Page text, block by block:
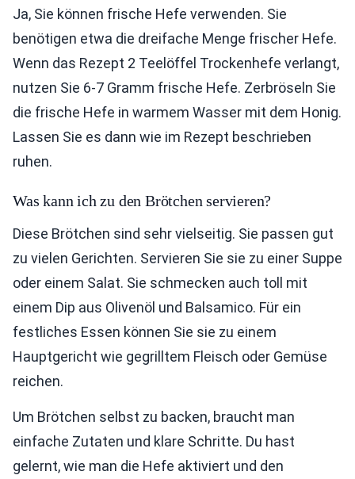
Ja, Sie können frische Hefe verwenden. Sie
benötigen etwa die dreifache Menge frischer Hefe.
Wenn das Rezept 2 Teelöffel Trockenhefe verlangt,
nutzen Sie 6-7 Gramm frische Hefe. Zerbröseln Sie
die frische Hefe in warmem Wasser mit dem Honig.
Lassen Sie es dann wie im Rezept beschrieben
ruhen.
Was kann ich zu den Brötchen servieren?
Diese Brötchen sind sehr vielseitig. Sie passen gut
zu vielen Gerichten. Servieren Sie sie zu einer Suppe
oder einem Salat. Sie schmecken auch toll mit
einem Dip aus Olivenöl und Balsamico. Für ein
festliches Essen können Sie sie zu einem
Hauptgericht wie gegrilltem Fleisch oder Gemüse
reichen.
Um Brötchen selbst zu backen, braucht man
einfache Zutaten und klare Schritte. Du hast
gelernt, wie man die Hefe aktiviert und den